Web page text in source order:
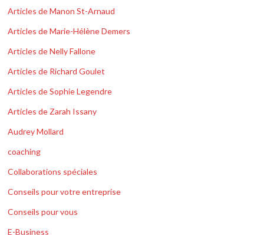
Articles de Manon St-Arnaud
Articles de Marie-Hélène Demers
Articles de Nelly Fallone
Articles de Richard Goulet
Articles de Sophie Legendre
Articles de Zarah Issany
Audrey Mollard
coaching
Collaborations spéciales
Conseils pour votre entreprise
Conseils pour vous
E-Business